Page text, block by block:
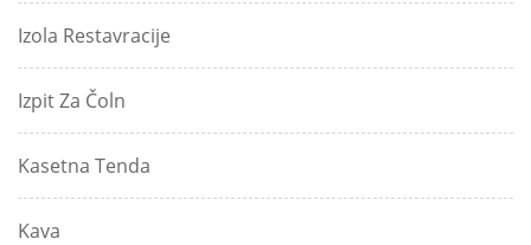
Izola Restavracije
Izpit Za Čoln
Kasetna Tenda
Kava